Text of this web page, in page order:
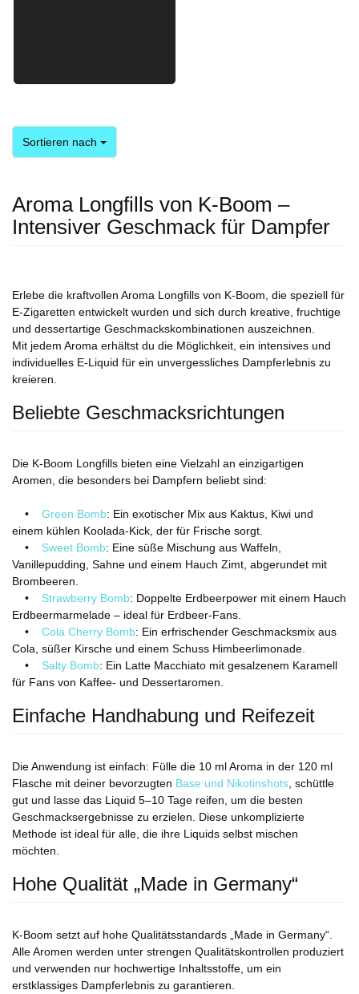
Sortieren nach
Sortieren nach
Aroma Longfills von K-Boom –
Intensiver Geschmack für Dampfer
Erlebe die kraftvollen Aroma Longfills von K-Boom, die speziell für
E-Zigaretten entwickelt wurden und sich durch kreative, fruchtige
und dessertartige Geschmackskombinationen auszeichnen.
Mit jedem Aroma erhältst du die Möglichkeit, ein intensives und
individuelles E-Liquid für ein unvergessliches Dampferlebnis zu
kreieren.
Beliebte Geschmacksrichtungen
Die K-Boom Longfills bieten eine Vielzahl an einzigartigen
Aromen, die besonders bei Dampfern beliebt sind:
• Green Bomb: Ein exotischer Mix aus Kaktus, Kiwi und
einem kühlen Koolada-Kick, der für Frische sorgt.
• Sweet Bomb: Eine süße Mischung aus Waffeln,
Vanillepudding, Sahne und einem Hauch Zimt, abgerundet mit
Brombeeren.
• Strawberry Bomb: Doppelte Erdbeerpower mit einem Hauch
Erdbeermarmelade – ideal für Erdbeer-Fans.
• Cola Cherry Bomb: Ein erfrischender Geschmacksmix aus
Cola, süßer Kirsche und einem Schuss Himbeerlimonade.
• Salty Bomb: Ein Latte Macchiato mit gesalzenem Karamell
für Fans von Kaffee- und Dessertaromen.
Einfache Handhabung und Reifezeit
Die Anwendung ist einfach: Fülle die 10 ml Aroma in der 120 ml
Flasche mit deiner bevorzugten Base und Nikotinshots , schüttle
gut und lasse das Liquid 5–10 Tage reifen, um die besten
Geschmacksergebnisse zu erzielen. Diese unkomplizierte
Methode ist ideal für alle, die ihre Liquids selbst mischen
möchten.
Hohe Qualität „Made in Germany“
K-Boom setzt auf hohe Qualitätsstandards „Made in Germany“.
Alle Aromen werden unter strengen Qualitätskontrollen produziert
und verwenden nur hochwertige Inhaltsstoffe, um ein
erstklassiges Dampferlebnis zu garantieren.